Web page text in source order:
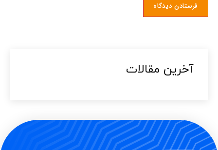
آخرین مقالات​